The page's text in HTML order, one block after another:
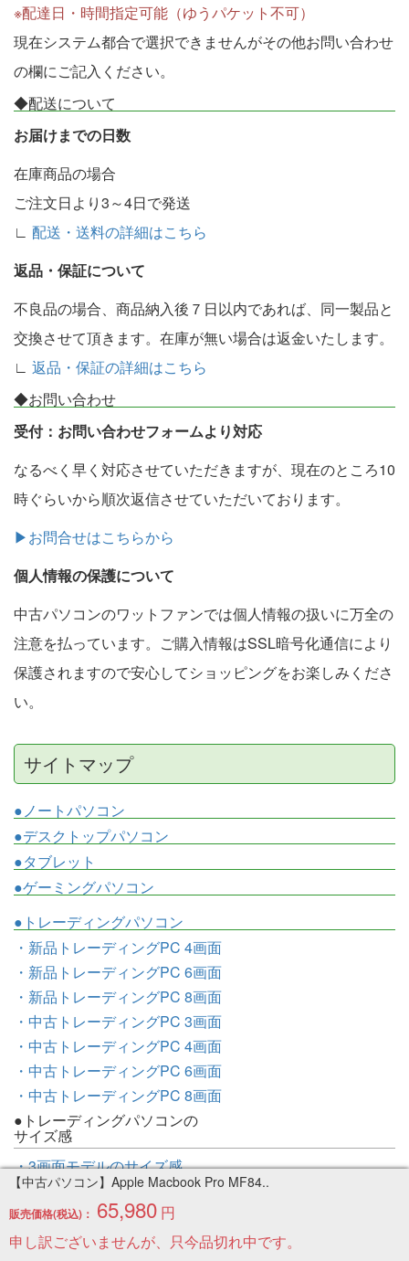
【中古パソコン】Apple Macbook Pro MF84..
販売価格(税込)： 65,980 円
申し訳ございませんが、只今品切れ中です。
※配達日・時間指定可能（ゆうパケット不可）
現在システム都合で選択できませんがその他お問い合わせ
の欄にご記入ください。
◆配送について
お届けまでの日数
在庫商品の場合
ご注文日より3～4日で発送
∟ 配送・送料の詳細はこちら
返品・保証について
不良品の場合、商品納入後７日以内であれば、同一製品と
交換させて頂きます。在庫が無い場合は返金いたします。
∟ 返品・保証の詳細はこちら
◆お問い合わせ
受付：お問い合わせフォームより対応
なるべく早く対応させていただきますが、現在のところ10
時ぐらいから順次返信させていただいております。
▶お問合せはこちらから
個人情報の保護について
中古パソコンのワットファンでは個人情報の扱いに万全の
注意を払っています。ご購入情報はSSL暗号化通信により
保護されますので安心してショッピングをお楽しみくださ
い。
サイトマップ
●ノートパソコン
●デスクトップパソコン
●タブレット
●ゲーミングパソコン
●トレーディングパソコン
・新品トレーディングPC 4画面
・新品トレーディングPC 6画面
・新品トレーディングPC 8画面
・中古トレーディングPC 3画面
・中古トレーディングPC 4画面
・中古トレーディングPC 6画面
・中古トレーディングPC 8画面
●トレーディングパソコンの
サイズ感
・3画面モデルのサイズ感
・4画面モデルのサイズ感
・6画面モデルのサイズ感
・8画面モデルのサイズ感